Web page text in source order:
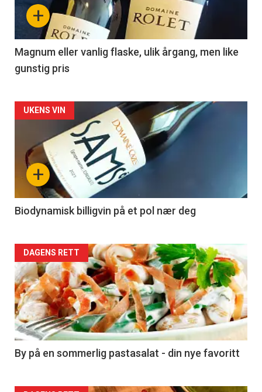
3
+
Magnum eller vanlig flaske, ulik årgang, men like
gunstig pris
Forsiden
akkurat
nå
4
+
UKENS VIN
Biodynamisk billigvin på et pol nær deg
Forsiden
akkurat
nå
-
5
DAGENS RETT
By på en sommerlig pastasalat - din nye favoritt